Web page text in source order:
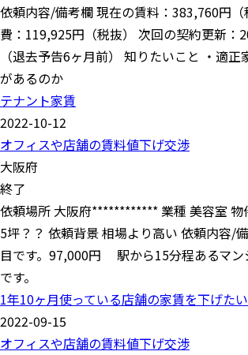
依頼内容/備考欄 現在の賃料：383,760円
費：119,925円（税抜） 次回の契約更新：
（退去予告6ヶ月前） 知りたいこと ・適
があるのか
テナント家賃
2022-10-12
オフィスや店舗の賃料値下げ交渉
大阪府
終了
依頼場所 大阪府************ 業種 美容室 物
5坪？？ 依頼背景 相場より高い 依頼内容/
目です。97,000円 駅から15分程あるマン
です。
1年10ヶ月使っている店舗の家賃を下げたい
2022-09-15
オフィスや店舗の賃料値下げ交渉